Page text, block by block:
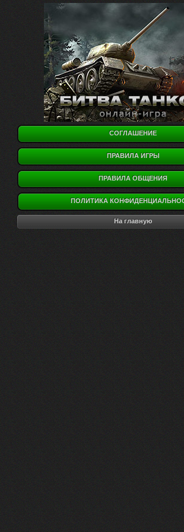
СОГЛАШЕНИЕ
ПРАВИЛА ИГРЫ
ПРАВИЛА ОБЩЕНИЯ
ПОЛИТИКА
На главную